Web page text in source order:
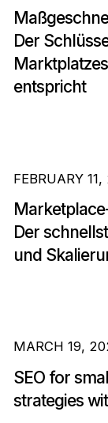
Der
entspricht
FEBRUARY
Der
und
MARCH 19,
SEO for
strategies